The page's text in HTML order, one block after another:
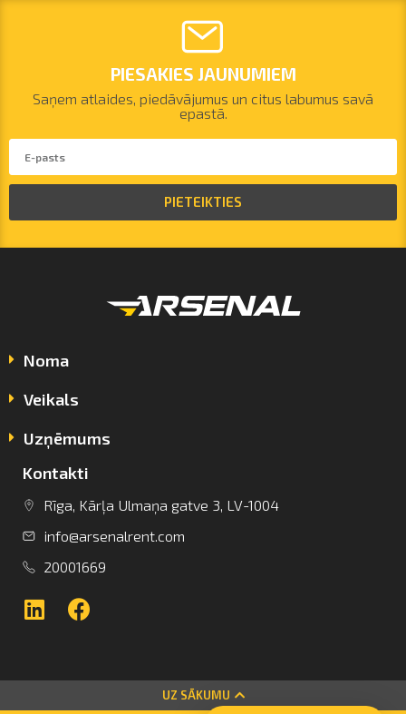
info@arsenalrent.com
+37120001669
PIESAKIES JAUNUMIEM
Saņem atlaides, piedāvājumus un citus labumus savā
epastā.
PIETEIKTIES
Noma
Veikals
Uzņēmums
Kontakti
Rīga, Kārļa Ulmaņa gatve 3, LV-1004
info@arsenalrent.com
20001669
UZ SĀKUMU